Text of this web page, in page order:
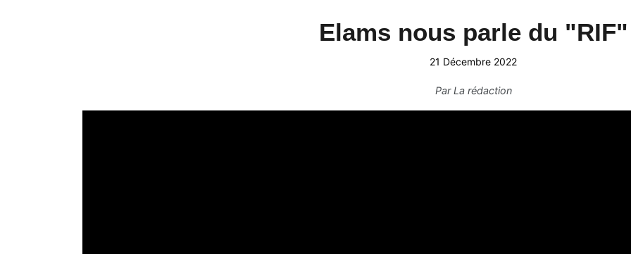
Elams nous parle du "RIF"
21 Décembre 2022
ParLa rédaction